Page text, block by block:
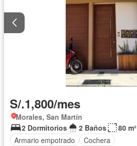
S/.1,800/mes
Morales, San Martín
2 Dormitorios
2 Baños
80 m²
Armario empotrado
Cochera